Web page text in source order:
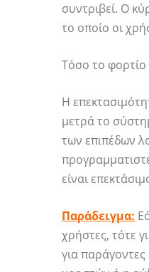
συντριβεί. Ο
το οποίο οι
Τόσο το φορτίο
Η
μετρά το
των επιπέδων
είναι
Παράδειγμα:
χρήστες, τότε
για